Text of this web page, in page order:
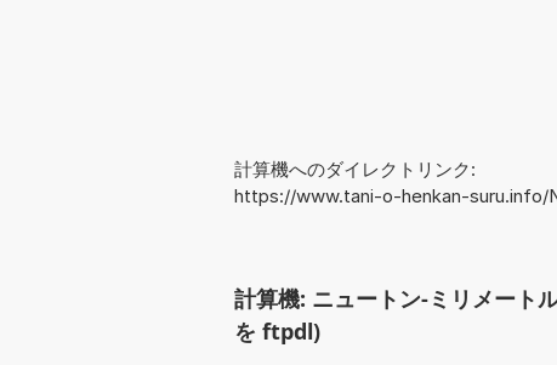
計算機へのダイレクトリンク:
https://www.tani-o-henkan-suru.info/
計算機: ニュートン-ミリメート
を ftpdl)